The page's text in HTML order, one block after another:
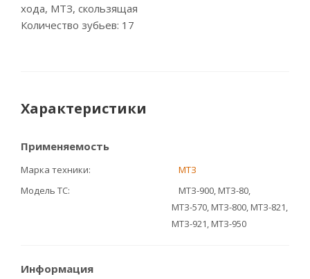
хода, МТЗ, скользящая
Количество зубьев: 17
Характеристики
Применяемость
Марка техники
МТЗ
Модель ТС
МТЗ-900, МТЗ-80,
МТЗ-570, МТЗ-800, МТЗ-821,
МТЗ-921, МТЗ-950
Информация